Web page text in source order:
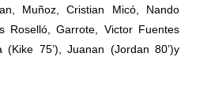
Muñoz, Cristian Micó, Nando
Roselló, Garrote, Victor Fuentes
(Kike 75’), Juanan (Jordan 80’)y